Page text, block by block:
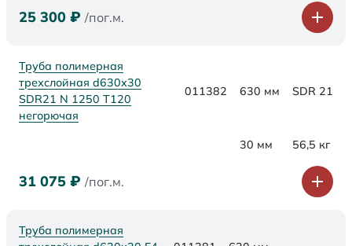
25 300 ₽ /пог.м.
Труба полимерная
трехслойная d630x30
SDR21 N 1250 Т120
негорючая
011382 630 мм SDR 21
30 мм 56,5 кг
31 075 ₽ /пог.м.
Труба полимерная